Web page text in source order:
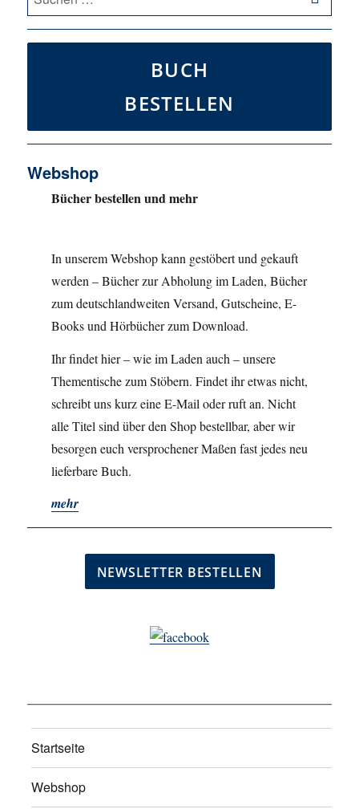
nach:
BUCH
BESTELLEN
Webshop
Bücher bestellen und mehr
In unserem Webshop kann gestöbert und gekauft
werden – Bücher zur Abholung im Laden, Bücher
zum deutschlandweiten Versand, Gutscheine, E-
Books und Hörbücher zum Download.
Ihr findet hier – wie im Laden auch – unsere
Thementische zum Stöbern. Findet ihr etwas nicht,
schreibt uns kurz eine E-Mail oder ruft an. Nicht
alle Titel sind über den Shop bestellbar, aber wir
besorgen euch versprochener Maßen fast jedes neu
lieferbare Buch.
mehr
Startseite
Webshop